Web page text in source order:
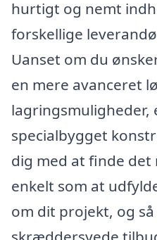
hurtigt og nemt
forskellige
Uanset om du
en mere avanceret
lagringsmuligheder,
specialbygget
dig med at finde
enkelt som at
om dit projekt, og